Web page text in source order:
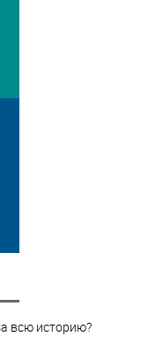
всю историю?